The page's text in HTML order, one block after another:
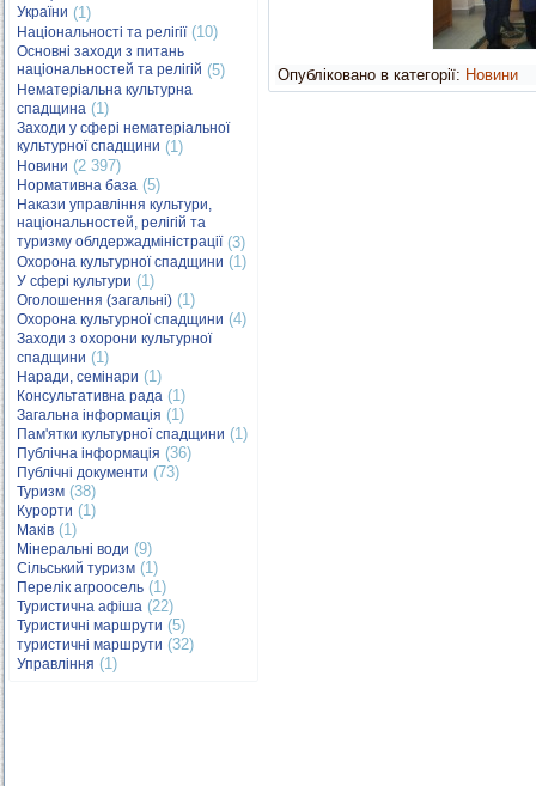
України (1)
Національності та релігії(10)
Основні заходи з питань
національностей та релігій (5)
Нематеріальна культурна
спадщина (1)
Заходи у сфері нематеріальної
культурної спадщини (1)
Новини (2 397)
Нормативна база (5)
Накази управління культури,
національностей, релігій та
туризму облдержадміністрації(3)
Охорона культурної спадщини (1)
У сфері культури (1)
Оголошення (загальні) (1)
Охорона культурної спадщини (4)
Заходи з охорони культурної
спадщини (1)
Наради, семінари (1)
Консультативна рада (1)
Загальна інформація (1)
Пам'ятки культурної спадщини (1)
Публічна інформація (36)
Публічні документи (73)
Туризм (38)
Курорти (1)
Маків (1)
Мінеральні води (9)
Сільський туризм (1)
Перелік агроосель (1)
Туристична афіша (22)
Туристичні маршрути (5)
туристичні маршрути (32)
Управління (1)
Опубліковано в категорії: Новини